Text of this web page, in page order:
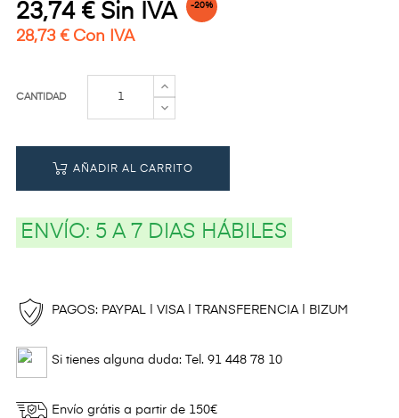
23,74 € Sin IVA -20%
28,73 € Con IVA
CANTIDAD
AÑADIR AL CARRITO
ENVÍO: 5 A 7 DIAS HÁBILES
PAGOS: PAYPAL | VISA | TRANSFERENCIA | BIZUM
Si tienes alguna duda: Tel. 91 448 78 10
Envío grátis a partir de 150€